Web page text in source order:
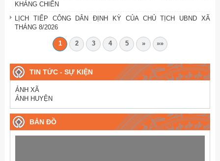
KHÁNG CHIẾN
LỊCH TIẾP CÔNG DÂN ĐỊNH KỲ CỦA CHỦ TỊCH UBND XÃ
THÁNG 8/2026
1 2 3 4 5 » »»
TIN TỨC - SỰ KIỆN
ẢNH XÃ
ẢNH HUYỆN
BẢN ĐỒ